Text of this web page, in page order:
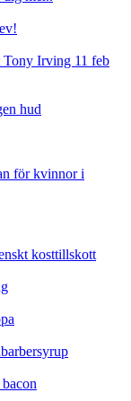
Tony Irving 11 feb
hud
för kvinnor i
kosttillskott